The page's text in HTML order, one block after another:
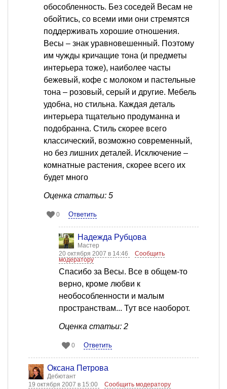
обособленность. Без соседей Весам не
обойтись, со всеми ими они стремятся
поддерживать хорошие отношения.
Весы – знак уравновешенный. Поэтому
им чужды кричащие тона (и предметы
интерьера тоже), наиболее часты
бежевый, кофе с молоком и пастельные
тона – розовый, серый и другие. Мебель
удобна, но стильна. Каждая деталь
интерьера тщательно продуманна и
подобранна. Стиль скорее всего
классический, возможно современный,
но без лишних деталей. Исключение –
комнатные растения, скорее всего их
будет много
Оценка статьи: 5
0 Ответить
Надежда Рубцова
Мастер
20 октября 2007 в 14:46
Сообщить
модератору
Спасибо за Весы. Все в общем-то
верно, кроме любви к
необособленности и малым
пространствам... Тут все наоборот.
Оценка статьи: 2
0 Ответить
Оксана Петрова
Дебютант
19 октября 2007 в 15:00
Сообщить модератору